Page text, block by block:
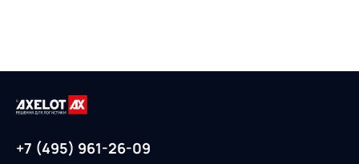
+7 (495) 961-26-09